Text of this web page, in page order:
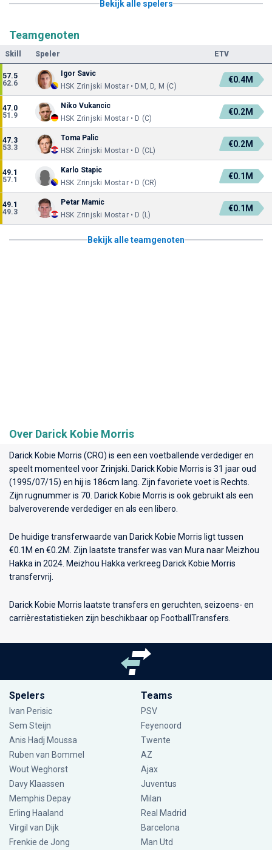
Bekijk alle spelers
Teamgenoten
Skill Speler ETV
57.5
62.6
Igor Savic
HSK Zrinjski Mostar • DM, D, M (C)
€0.4M
47.0
51.9
Niko Vukancic
HSK Zrinjski Mostar • D (C)
€0.2M
47.3
53.3
Toma Palic
HSK Zrinjski Mostar • D (CL)
€0.2M
49.1
57.1
Karlo Stapic
HSK Zrinjski Mostar • D (CR)
€0.1M
49.1
49.3
Petar Mamic
HSK Zrinjski Mostar • D (L)
€0.1M
Bekijk alle teamgenoten
Over Darick Kobie Morris
Darick Kobie Morris (CRO) is een een voetballende verdediger en
speelt momenteel voor Zrinjski . Darick Kobie Morris is 31 jaar oud
(1995/07/15) en hij is 186cm lang. Zijn favoriete voet is Rechts.
Zijn rugnummer is 70. Darick Kobie Morris is ook gebruikt als een
balveroverende verdediger en als een libero.
De huidige transferwaarde van Darick Kobie Morris ligt tussen
€0.1M en €0.2M. Zijn laatste transfer was van Mura naar Meizhou
Hakka in 2024. Meizhou Hakka verkreeg Darick Kobie Morris
transfervrij.
Darick Kobie Morris laatste transfers en geruchten, seizoens- en
carrièrestatistieken zijn beschikbaar op FootballTransfers.
Spelers
Ivan Perisic
Sem Steijn
Anis Hadj Moussa
Ruben van Bommel
Wout Weghorst
Davy Klaassen
Memphis Depay
Erling Haaland
Virgil van Dijk
Frenkie de Jong
Teams
PSV
Feyenoord
Twente
AZ
Ajax
Juventus
Milan
Real Madrid
Barcelona
Man Utd